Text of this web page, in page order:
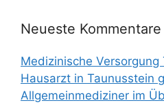
Neueste Kommentare
Medizinische Versorgung
Hausarzt in Taunusstein
Allgemeinmediziner im